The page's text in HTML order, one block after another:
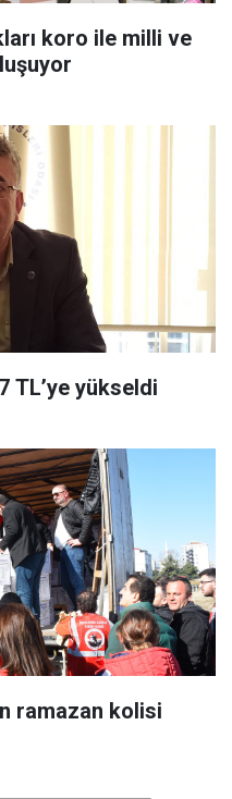
koro ile milli ve
TL’ye yükseldi
ramazan kolisi